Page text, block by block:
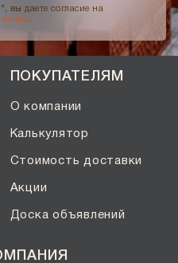
вы даете согласие на
.
ПОКУПАТЕЛЯМ
О компании
Калькулятор
Стоимость доставки
Акции
Доска объявлений